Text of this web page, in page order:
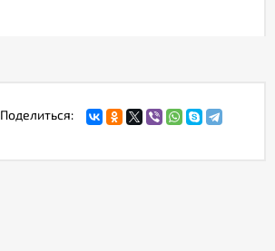
Поделиться: